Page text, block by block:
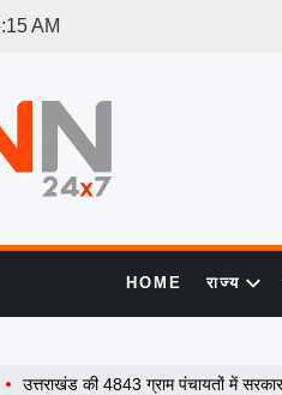
:15AM
HOME राज्य
उत्तराखंड की 4843 ग्राम पंचायतों में सरकार का